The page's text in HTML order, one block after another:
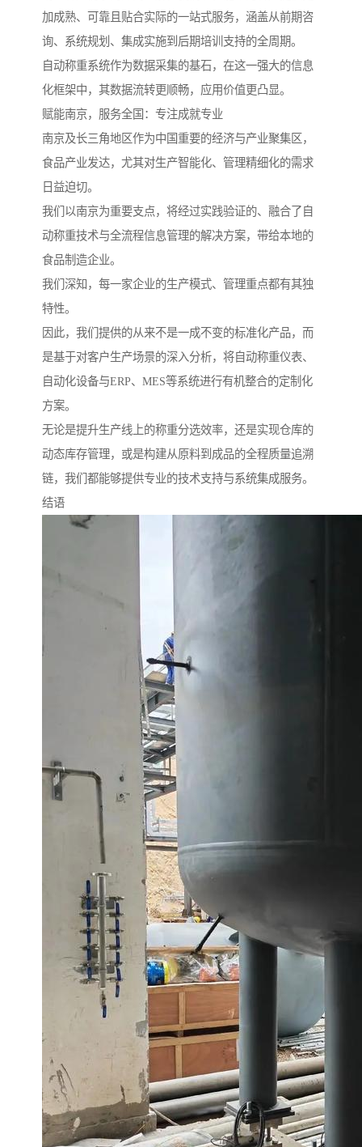
加成熟、可靠且贴合实际的一站式服务，涵盖从前期咨
询、系统规划、集成实施到后期培训支持的全周期。
自动称重系统作为数据采集的基石，在这一强大的信息
化框架中，其数据流转更顺畅，应用价值更凸显。
赋能南京，服务全国：专注成就专业
南京及长三角地区作为中国重要的经济与产业聚集区，
食品产业发达，尤其对生产智能化、管理精细化的需求
日益迫切。
我们以南京为重要支点，将经过实践验证的、融合了自
动称重技术与全流程信息管理的解决方案，带给本地的
食品制造企业。
我们深知，每一家企业的生产模式、管理重点都有其独
特性。
因此，我们提供的从来不是一成不变的标准化产品，而
是基于对客户生产场景的深入分析，将自动称重仪表、
自动化设备与ERP、MES等系统进行有机整合的定制化
方案。
无论是提升生产线上的称重分选效率，还是实现仓库的
动态库存管理，或是构建从原料到成品的全程质量追溯
链，我们都能够提供专业的技术支持与系统集成服务。
结语